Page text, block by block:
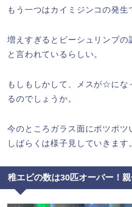
もう一つはカイミジンコの発生
増えすぎるとビーシュリンプの
と言われているらしい。
もしもしかして、メスが☆にな
るのでしょうか。
今のところガラス面にポツポツ
しばらくは様子見していきます
稚エビの数は30匹オーバー！